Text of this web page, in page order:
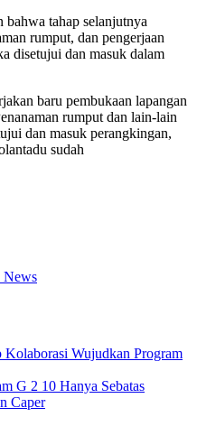
tahap selanjutnya
rumput, dan pengerjaan
disetujui dan masuk dalam
baru pembukaan lapangan
rumput dan lain-lain
dan masuk perangkingan,
sudah
News
Wujudkan Program
G 2 10 Hanya Sebatas
Caper